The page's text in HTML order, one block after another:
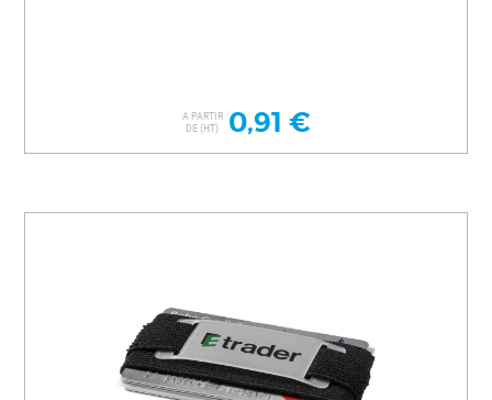
A PARTIR
DE (HT) 0,91 €